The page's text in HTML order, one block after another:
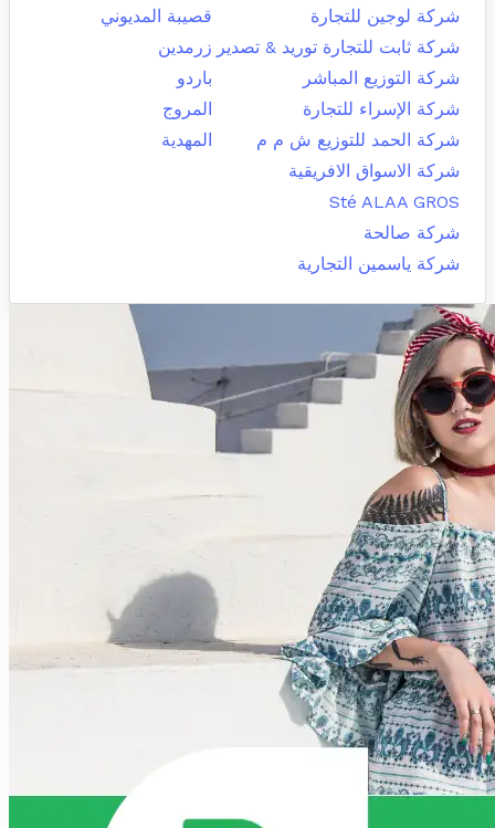
شركة لوجين للتجارة
قصيبة المديوني
شركة ثابت للتجارة توريد & تصدير زرمدين
شركة التوزيع المباشر
باردو
شركة الإسراء للتجارة
المروج
شركة الحمد للتوزيع ش م م
المهدية
شركة الاسواق الافريقية
Sté ALAA GROS
شركة صالحة
شركة ياسمين التجارية